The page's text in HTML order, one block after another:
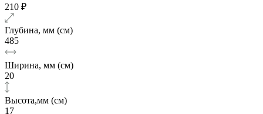
210 ₽
Глубина, мм (см)
485
Ширина, мм (см)
20
Высота,мм (см)
17